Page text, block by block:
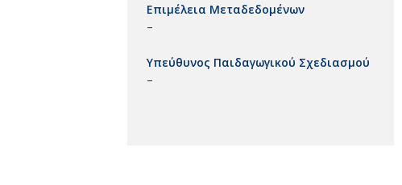
Επιμέλεια Μεταδεδομένων
–
Υπεύθυνος Παιδαγωγικού Σχεδιασμού
–